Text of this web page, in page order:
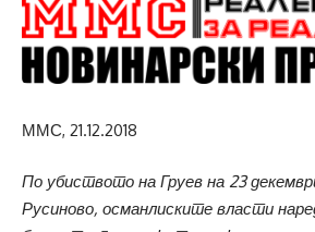
ММС, 21.12.2018
По убиството на Груев на 23
Русиново, османлиските власти